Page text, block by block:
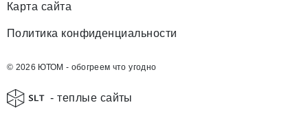
Карта сайта
Политика конфиденциальности
© 2026 ЮТОМ - обогреем что угодно
- теплые сайты